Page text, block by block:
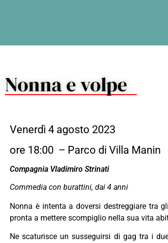
Nonna e volpe
Venerdì 4 agosto 2023
ore 18:00 – Parco di Villa Manin
Compagnia Vladimiro Strinati
Commedia con burattini, dai 4 anni
Nonna è intenta a doversi destreggiare tra
pronta a mettere scompiglio nella sua vita
Ne scaturisce un susseguirsi di gag tra i